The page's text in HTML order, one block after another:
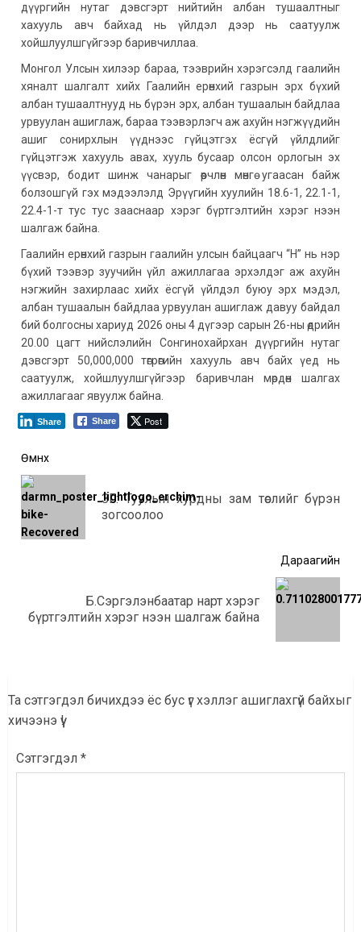
дүүргийн нутаг дэвсгэрт нийтийн албан тушаалтныг
хахууль авч байхад нь үйлдэл дээр нь саатуулж
хойшлуулшгүйгээр баривчиллаа.
Монгол Улсын хилээр бараа, тээврийн хэрэгсэлд гаалийн
хяналт шалгалт хийх Гаалийн ерөнхий газрын эрх бүхий
албан тушаалтнууд нь бүрэн эрх, албан тушаалын байдлаа
урвуулан ашиглаж, бараа тээвэрлэгч аж ахуйн нэгжүүдийн
ашиг сонирхлын үүднээс гүйцэтгэх ёсгүй үйлдлийг
гүйцэтгэж хахууль авах, хууль бусаар олсон орлогын эх
үүсвэр, бодит шинж чанарыг өөрчлөн мөнгө угаасан байж
болзошгүй гэх мэдээлэлд Эрүүгийн хуулийн 18.6-1, 22.1-1,
22.4-1-т тус тус зааснаар хэрэг бүртгэлтийн хэрэг нээн
шалгаж байна.
Гаалийн ерөнхий газрын гаалийн улсын байцаагч “Н” нь нэр
бүхий тээвэр зуучийн үйл ажиллагаа эрхэлдэг аж ахуйн
нэгжийн захирлаас хийх ёсгүй үйлдэл буюу эрх мэдэл,
албан тушаалын байдлаа урвуулан ашиглаж давуу байдал
бий болгосны хариуд 2026 оны 4 дүгээр сарын 26-ны өдрийн
20.00 цагт нийслэлийн Сонгинохайрхан дүүргийн нутаг
дэвсгэрт 50,000,000 төгрөгийн хахууль авч байх үед нь
саатуулж, хойшлуулшгүйгээр баривчлан мөрдөн шалгах
ажиллагааг явуулж байна.
Share Post
Share
Post
navigation
Өмнөх
ЗГ: Туулын хурдны зам төслийг бүрэн
зогсоолоо
Дараагийн
мэдээ:
Б.Сэргэлэнбаатар нарт хэрэг
бүртгэлтийн хэрэг нээн шалгаж байна
Та сэтгэгдэл бичихдээ ёс бус үг хэллэг ашиглахгүй байхыг
хичээнэ үү!
Сэтгэгдэл *